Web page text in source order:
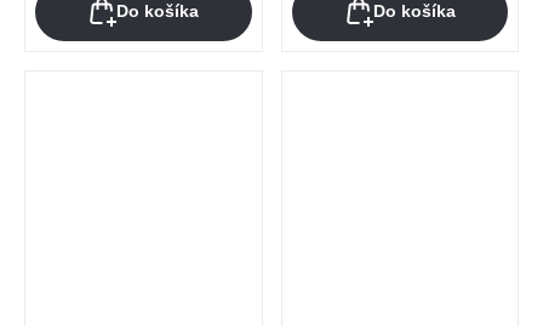
Do košíka
je
4,0
Do košíka